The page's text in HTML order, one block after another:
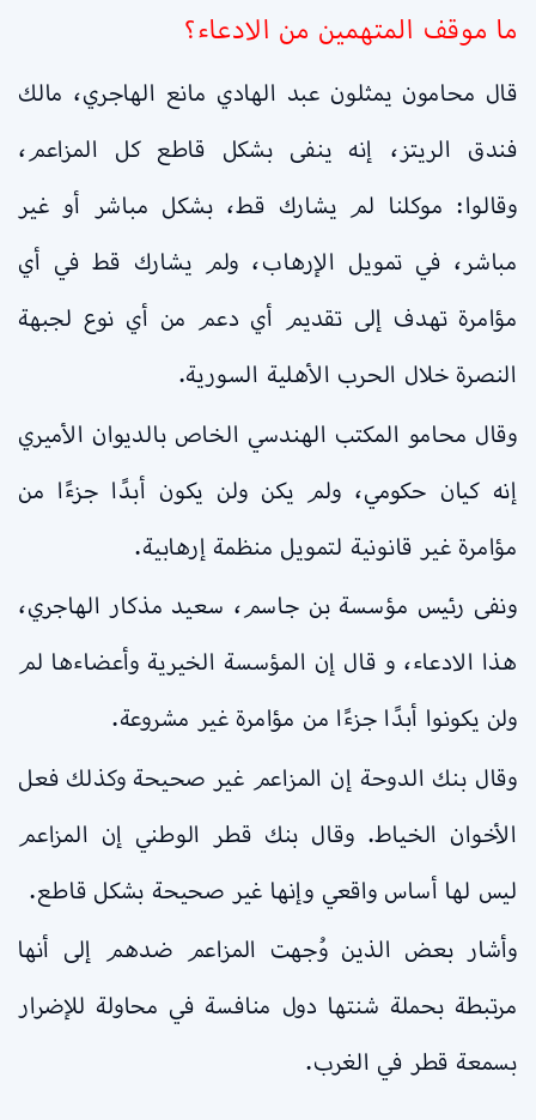
ما موقف المتهمين من الادعاء؟
قال محامون يمثلون عبد الهادي مانع الهاجري، مالك
فندق الريتز، إنه ينفى بشكل قاطع كل المزاعم،
وقالوا: موكلنا لم يشارك قط، بشكل مباشر أو غير
مباشر، في تمويل الإرهاب، ولم يشارك قط في أي
مؤامرة تهدف إلى تقديم أي دعم من أي نوع لجبهة
النصرة خلال الحرب الأهلية السورية.
وقال محامو المكتب الهندسي الخاص بالديوان الأميري
إنه كيان حكومي، ولم يكن ولن يكون أبدًا جزءًا من
مؤامرة غير قانونية لتمويل منظمة إرهابية.
ونفى رئيس مؤسسة بن جاسم، سعيد مذكار الهاجري،
هذا الادعاء، و قال إن المؤسسة الخيرية وأعضاءها لم
ولن يكونوا أبدًا جزءًا من مؤامرة غير مشروعة.
وقال بنك الدوحة إن المزاعم غير صحيحة وكذلك فعل
الأخوان الخياط. وقال بنك قطر الوطني إن المزاعم
ليس لها أساس واقعي وإنها غير صحيحة بشكل قاطع.
وأشار بعض الذين وُجهت المزاعم ضدهم إلى أنها
مرتبطة بحملة شنتها دول منافسة في محاولة للإضرار
بسمعة قطر في الغرب.